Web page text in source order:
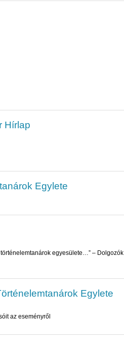
Hírlap
Egylete
egyesülete…” – Dolgozók
Egylete
az eseményről